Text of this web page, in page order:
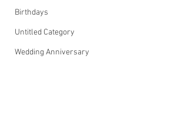
Birthdays
Untitled Category
Wedding Anniversary